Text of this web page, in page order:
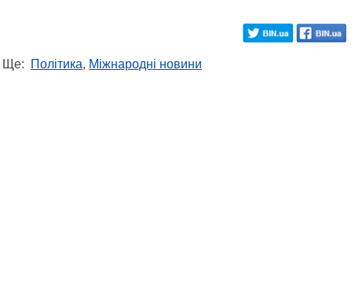
Ще: Політика, Міжнародні новини